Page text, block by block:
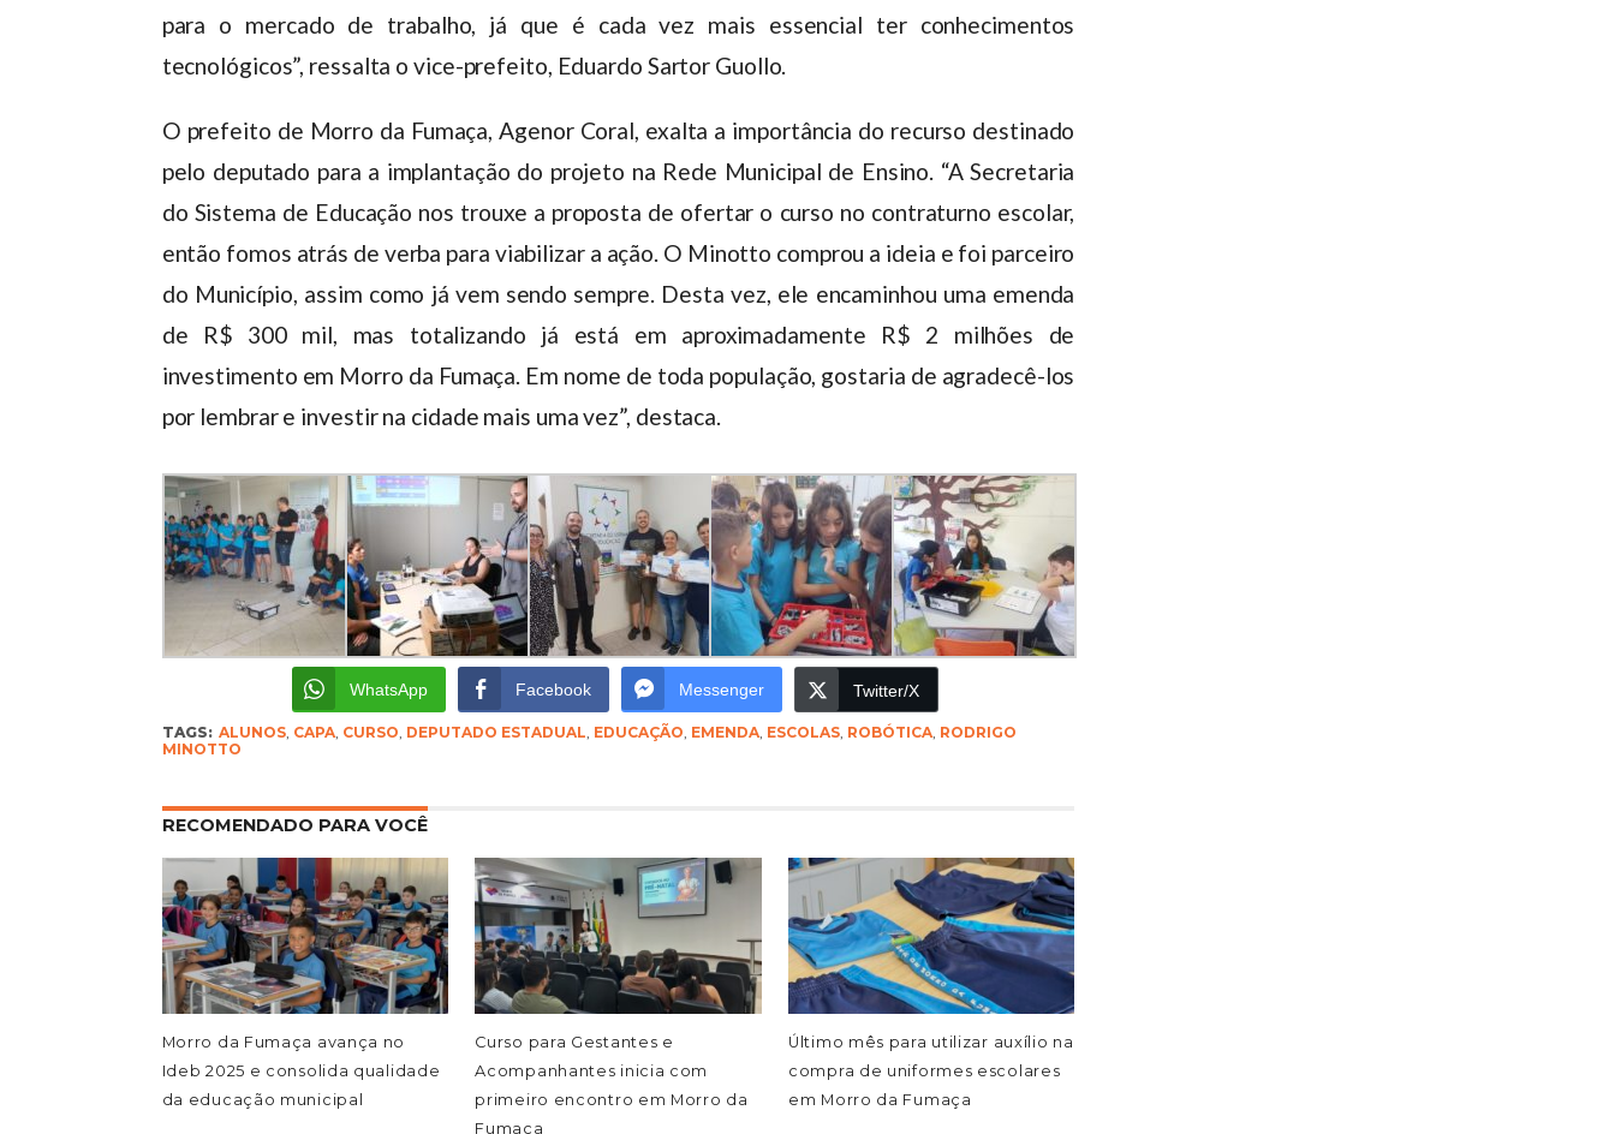
para o mercado de trabalho, já que é cada vez mais essencial ter conhecimentos
tecnológicos”, ressalta o vice-prefeito, Eduardo Sartor Guollo.
O prefeito de Morro da Fumaça, Agenor Coral, exalta a importância do recurso destinado
pelo deputado para a implantação do projeto na Rede Municipal de Ensino. “A Secretaria
do Sistema de Educação nos trouxe a proposta de ofertar o curso no contraturno escolar,
então fomos atrás de verba para viabilizar a ação. O Minotto comprou a ideia e foi parceiro
do Município, assim como já vem sendo sempre. Desta vez, ele encaminhou uma emenda
de R$ 300 mil, mas totalizando já está em aproximadamente R$ 2 milhões de
investimento em Morro da Fumaça. Em nome de toda população, gostaria de agradecê-los
por lembrar e investir na cidade mais uma vez”, destaca.
WhatsApp Facebook Messenger Twitter/X
TAGS: ALUNOS, CAPA, CURSO, DEPUTADO ESTADUAL, EDUCAÇÃO, EMENDA, ESCOLAS, ROBÓTICA, RODRIGO
MINOTTO
RECOMENDADO PARA VOCÊ
Morro da Fumaça avança no
Ideb 2025 e consolida qualidade
da educação municipal
Curso para Gestantes e
Acompanhantes inicia com
primeiro encontro em Morro da
Fumaça
Último mês para utilizar auxílio na
compra de uniformes escolares
em Morro da Fumaça